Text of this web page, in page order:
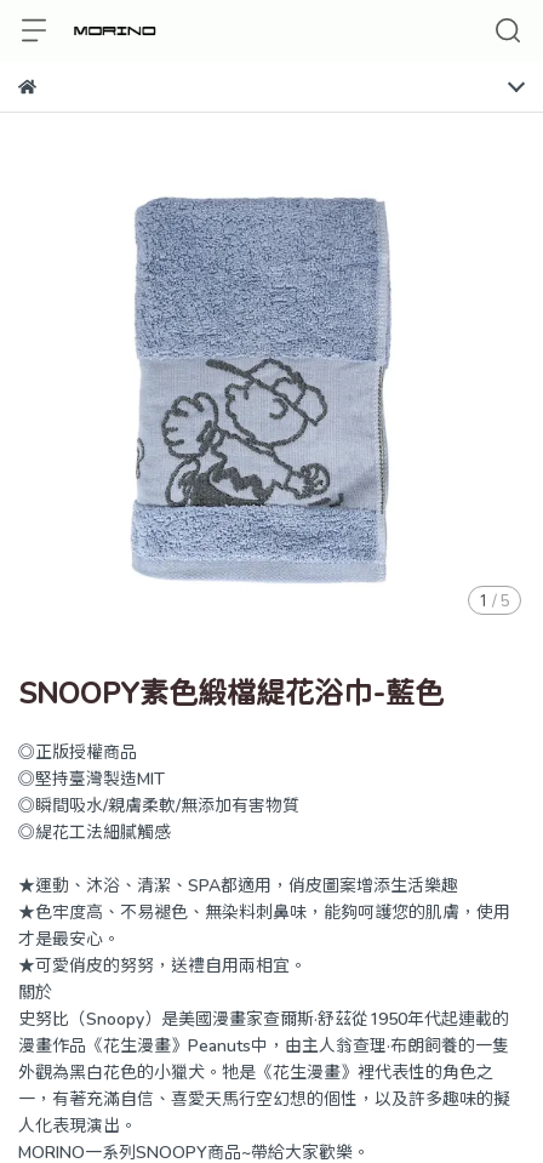
1 / 5
SNOOPY素色緞檔緹花浴巾-藍色
◎正版授權商品
◎堅持臺灣製造MIT
◎瞬間吸水/親膚柔軟/無添加有害物質
◎緹花工法細膩觸感
★運動、沐浴、清潔、SPA都適用，俏皮圖案增添生活樂趣
★色牢度高、不易褪色、無染料刺鼻味，能夠呵護您的肌膚，使用
才是最安心。
★可愛俏皮的努努，送禮自用兩相宜。
關於
史努比（Snoopy）是美國漫畫家查爾斯·舒茲從1950年代起連載的
漫畫作品《花生漫畫》Peanuts中，由主人翁查理·布朗飼養的一隻
外觀為黑白花色的小獵犬。牠是《花生漫畫》裡代表性的角色之
一，有著充滿自信、喜愛天馬行空幻想的個性，以及許多趣味的擬
人化表現演出。
MORINO一系列SNOOPY商品~帶給大家歡樂。